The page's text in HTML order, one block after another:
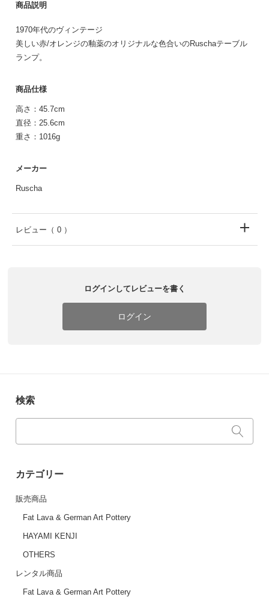
商品説明
1970年代のヴィンテージ
美しい赤/オレンジの釉薬のオリジナルな色合いのRuschaテーブル
ランプ。
商品仕様
高さ：45.7cm
直径：25.6cm
重さ：1016g
メーカー
Ruscha
レビュー （ 0 ）
ログインしてレビューを書く
ログイン
検索
カテゴリー
販売商品
Fat Lava & German Art Pottery
HAYAMI KENJI
OTHERS
レンタル商品
Fat Lava & German Art Pottery